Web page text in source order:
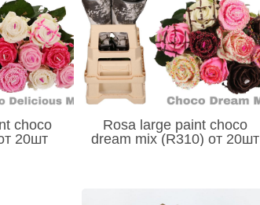
choco
20шт
Rosa large paint choco
dream mix (R310) от 20шт